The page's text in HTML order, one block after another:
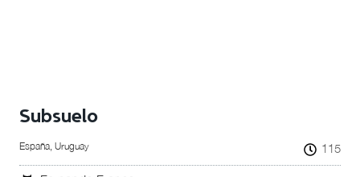
Subsuelo
España, Uruguay 115